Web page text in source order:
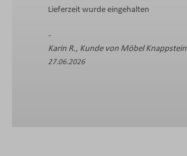
Lieferzeit wurde eingehalten
Karin R., Kunde von Möbel Knappstein
27.06.2026